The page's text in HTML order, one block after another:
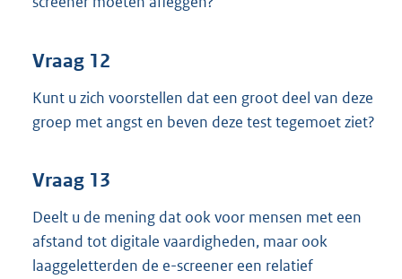
Vraag 12
Kunt u zich voorstellen dat een groot deel van deze
groep met angst en beven deze test tegemoet ziet?
Vraag 13
Deelt u de mening dat ook voor mensen met een
afstand tot digitale vaardigheden, maar ook
laaggeletterden de e-screener een relatief